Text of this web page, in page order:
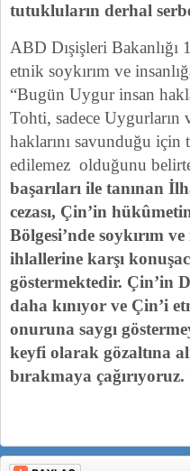
tutukluların derhal
ABD Dışişleri Bakanlığı
etnik soykırım ve
“Bugün Uygur insan
Tohti, sadece Uygurların
haklarını savunduğu
edilemez olduğunu
başarıları ile tanınan
cezası, Çin’in
Bölgesi’nde soykırım
ihlallerine karşı
göstermektedir. Çin’in
daha kınıyor ve Çin’i
onuruna saygı
keyfi olarak gözaltına
bırakmaya çağırıyoruz.